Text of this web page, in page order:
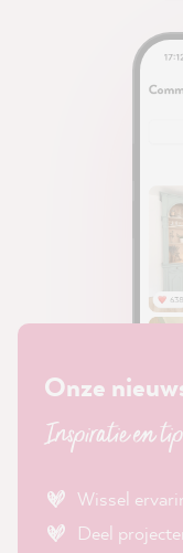
Onze
Inspiratie en
Wissel
Deel